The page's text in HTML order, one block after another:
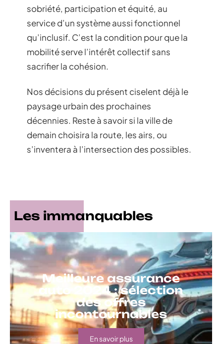
sobriété, participation et équité, au
service d’un système aussi fonctionnel
qu’inclusif. C’est la condition pour que la
mobilité serve l’intérêt collectif sans
sacrifier la cohésion.
Nos décisions du présent ciselent déjà le
paysage urbain des prochaines
décennies. Reste à savoir si la ville de
demain choisira la route, les airs, ou
s’inventera à l’intersection des possibles.
Les immanquables
Meilleure assurance
auto 2024 : sélection
des offres
incontournables
En savoir plus